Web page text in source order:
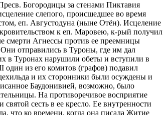
Богородицы за стенами Пиктавия
слепого, происшедшее во время
еп. Августодуна (ныне Отён). Исцеление
к еп. Маровею, к-рый получил
смерти Агнессы против ее преемницы
отправились в Туроны, где им дал
в Туронах нарушили обеты и вступили в
один из его комитов (графов) подавил
и их сторонники были осуждены и
Баудонивией, возможно, было
На противоречивое восприятие
сесть в ее кресло. Ее внутренности
что ко времени, когда она писала Житие